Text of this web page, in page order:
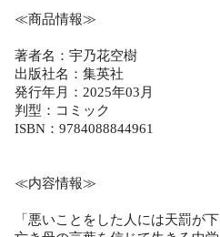
≪商品情報≫
著者名：宇乃花空樹
出版社名：集英社
発行年月：2025年03月
判型：コミック
ISBN：9784088844961
≪内容情報≫
「悪いことをした人には天罰が